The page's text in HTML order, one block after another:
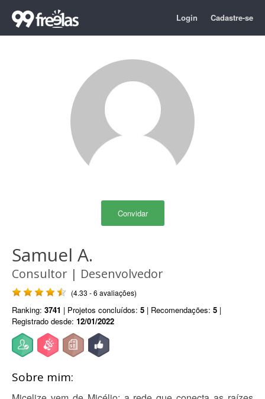
Login Cadastre-se
Convidar
Samuel A.
Consultor | Desenvolvedor
(4.33 - 6 avaliações)
Ranking: 3741 | Projetos concluídos: 5 | Recomendações: 5 |
Registrado desde: 12/01/2022
Sobre mim: